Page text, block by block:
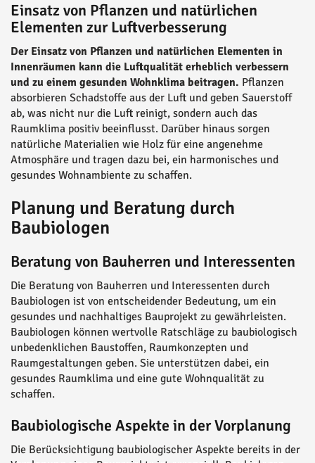
Einsatz von Pflanzen und natürlichen
Elementen zur Luftverbesserung
Der Einsatz von Pflanzen und natürlichen Elementen in
Innenräumen kann die Luftqualität erheblich verbessern
und zu einem gesunden Wohnklima beitragen. Pflanzen
absorbieren Schadstoffe aus der Luft und geben Sauerstoff
ab, was nicht nur die Luft reinigt, sondern auch das
Raumklima positiv beeinflusst. Darüber hinaus sorgen
natürliche Materialien wie Holz für eine angenehme
Atmosphäre und tragen dazu bei, ein harmonisches und
gesundes Wohnambiente zu schaffen.
Planung und Beratung durch
Baubiologen
Beratung von Bauherren und Interessenten
Die Beratung von Bauherren und Interessenten durch
Baubiologen ist von entscheidender Bedeutung, um ein
gesundes und nachhaltiges Bauprojekt zu gewährleisten.
Baubiologen können wertvolle Ratschläge zu baubiologisch
unbedenklichen Baustoffen, Raumkonzepten und
Raumgestaltungen geben. Sie unterstützen dabei, ein
gesundes Raumklima und eine gute Wohnqualität zu
schaffen.
Baubiologische Aspekte in der Vorplanung
Die Berücksichtigung baubiologischer Aspekte bereits in der